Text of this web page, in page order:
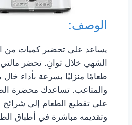
الوصف:
يساعد على تحضير كميات من
الشهي خلال ثوانِ. تحضر
طعامًا منزليًا بسرعة بأداء
والمتاعب. تساعدك محضرة
على تقطيع الطعام إلى شرائح
وتقديمه مباشرة في أطباق